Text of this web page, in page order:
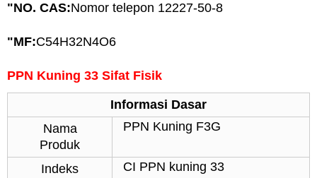
"NO. CAS:Nomor telepon 12227-50-8
"MF:C54H32N4O6
PPN Kuning 33 Sifat Fisik
Informasi Dasar
Nama
Produk
PPN Kuning F3G
Indeks CI PPN kuning 33